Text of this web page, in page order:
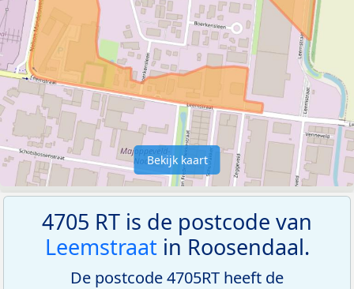
Bekijk kaart
4705 RT is de postcode van
Leemstraatin Roosendaal.
De postcode 4705RT heeft de